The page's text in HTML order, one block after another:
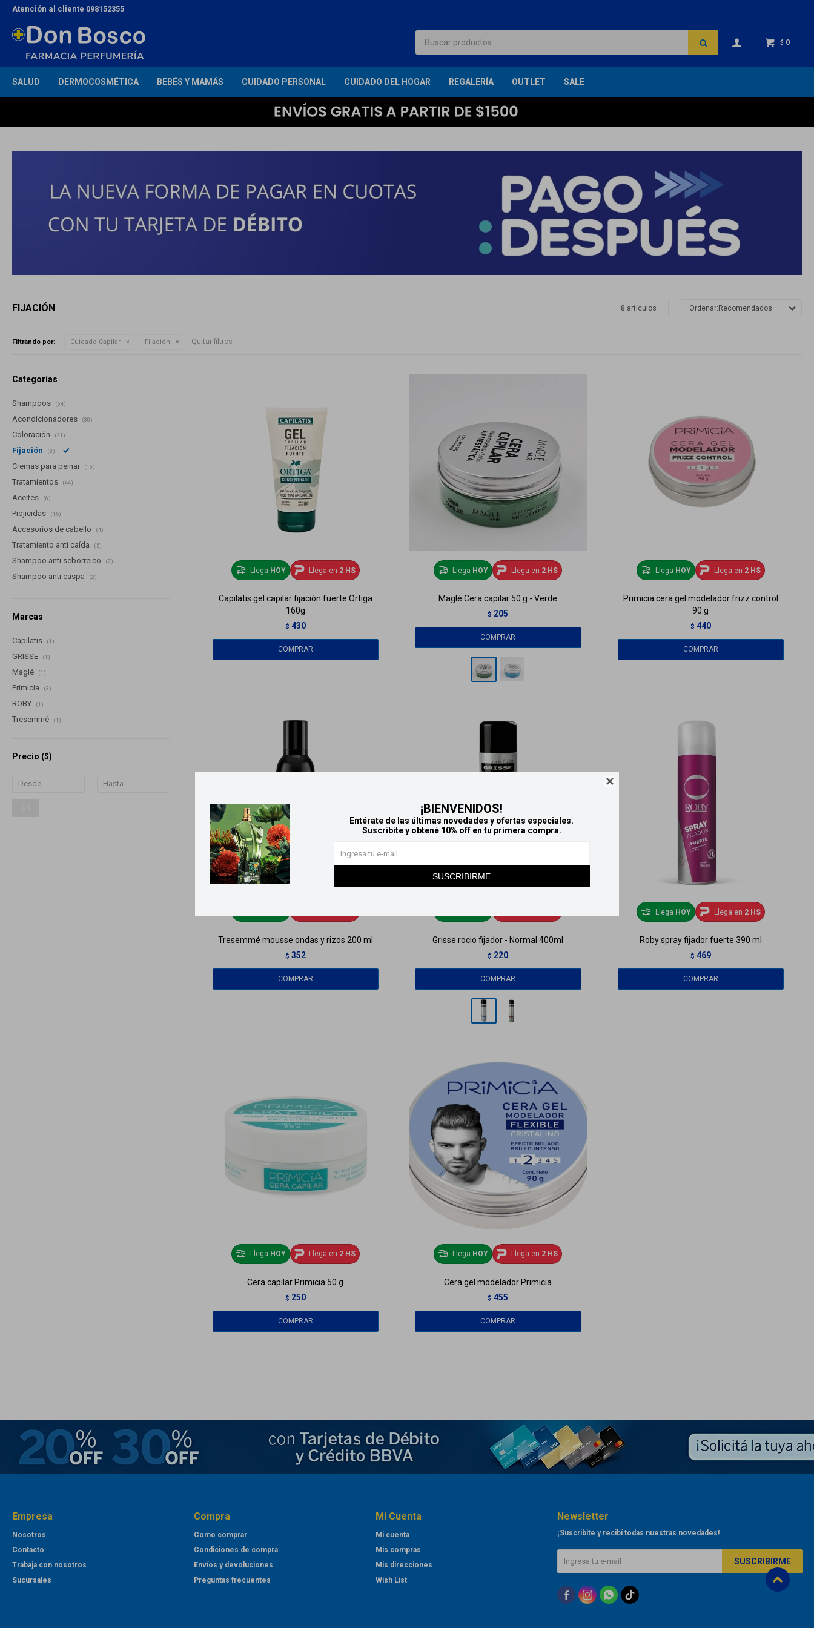

¡BIENVENIDOS!
Entérate de las últimas novedades y ofertas especiales.
Suscribite y obtené 10% off en tu primera compra.
SUSCRIBIRME
SALUD DERMOCOSMÉTICA BEBÉS Y MAMÁS CUIDADO PERSONAL CUIDADO DEL HOGAR REGALERÍA OUTLET SALE
$ 0
Atención al cliente 098152355
FIJACIÓN 8 artículos Recomendados
Filtrando por: Cuidado Capilar Fijación Quitar filtros
Llega HOY Llega en 2 HS
Capilatis gel capilar fijación fuerte Ortiga
160g
$ 430
Llega HOY Llega en 2 HS
Maglé Cera capilar 50 g - Verde
$ 205
Llega HOY Llega en 2 HS
Primicia cera gel modelador frizz control
90 g
$ 440
Tresemmé mousse ondas y rizos 200 ml
$ 352
Grisse rocio fijador - Normal 400ml
$ 220
Llega HOY Llega en 2 HS
Roby spray fijador fuerte 390 ml
$ 469
Llega HOY Llega en 2 HS
Cera capilar Primicia 50 g
$ 250
Llega HOY Llega en 2 HS
Cera gel modelador Primicia
$ 455
Categorías
Shampoos (64)
Acondicionadores (30)
Coloración (21)
Fijación (8)
Cremas para peinar (16)
Tratamientos (44)
Aceites (6)
Piojicidas (15)
Accesorios de cabello (4)
Tratamiento anti caída (5)
Shampoo anti seborreico (2)
Shampoo anti caspa (2)
Marcas
Capilatis (1)
GRISSE (1)
Maglé (1)
Primicia (3)
ROBY (1)
Tresemmé (1)
Precio ($)
Empresa
Nosotros
Contacto
Trabaja con nosotros
Sucursales
Compra
Como comprar
Condiciones de compra
Envíos y devoluciones
Preguntas frecuentes
Mi Cuenta
Mi cuenta
Mis compras
Mis direcciones
Wish List
Newsletter
¡Suscribite y recibí todas nuestras novedades!
SUSCRIBIRME
  